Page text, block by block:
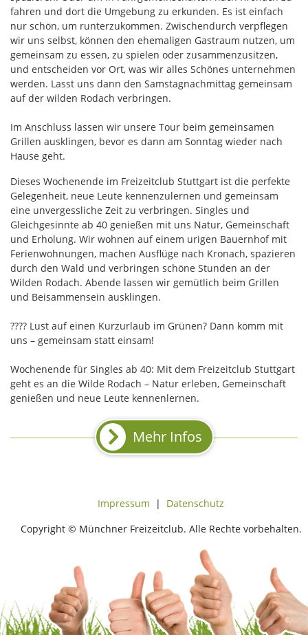
fahren und dort die Umgebung zu erkunden. Es ist einfach
nur schön, um runterzukommen. Zwischendurch verpflegen
wir uns selbst, können den ehemaligen Gastraum nutzen, um
gemeinsam zu essen, zu spielen oder zusammenzusitzen,
und entscheiden vor Ort, was wir alles Schönes unternehmen
werden. Lasst uns dann den Samstagnachmittag gemeinsam
auf der wilden Rodach verbringen.
Im Anschluss lassen wir unsere Tour beim gemeinsamen
Grillen ausklingen, bevor es dann am Sonntag wieder nach
Hause geht.
Dieses Wochenende im Freizeitclub Stuttgart ist die perfekte
Gelegenheit, neue Leute kennenzulernen und gemeinsam
eine unvergessliche Zeit zu verbringen. Singles und
Gleichgesinnte ab 40 genießen mit uns Natur, Gemeinschaft
und Erholung. Wir wohnen auf einem urigen Bauernhof mit
Ferienwohnungen, machen Ausflüge nach Kronach, spazieren
durch den Wald und verbringen schöne Stunden an der
Wilden Rodach. Abende lassen wir gemütlich beim Grillen
und Beisammensein ausklingen.
???? Lust auf einen Kurzurlaub im Grünen? Dann komm mit
uns – gemeinsam statt einsam!
Wochenende für Singles ab 40: Mit dem Freizeitclub Stuttgart
geht es an die Wilde Rodach – Natur erleben, Gemeinschaft
genießen und neue Leute kennenlernen.
Mehr Infos
Impressum | Datenschutz
Copyright © Münchner Freizeitclub. Alle Rechte vorbehalten.